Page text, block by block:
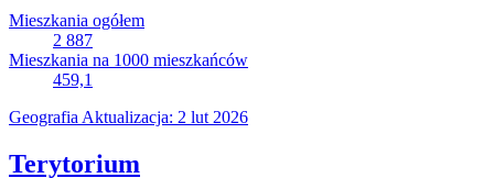
Mieszkania ogółem
2 887
Mieszkania na 1000 mieszkańców
459,1
Geografia Aktualizacja: 2 lut 2026
Terytorium